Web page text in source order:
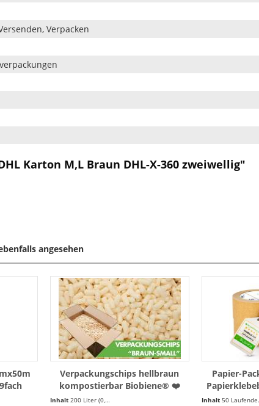
Verpacken
Karton M,L Braun DHL-X-360 zweiwellig"
angesehen
€ * / 1 Laufende(r) Meter)
Verpackungschips hellbraun
kompostierbar Biobiene® ❤️
Inhalt200 Liter(0,10 € * / 1 Liter)
Papier-
Inhalt 50 Laufende(r) Meter